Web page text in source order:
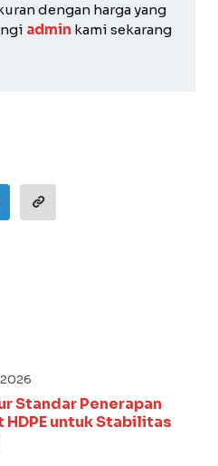
dengan harga yang
admin kami sekarang
Standar Penerapan
HDPE untuk Stabilitas